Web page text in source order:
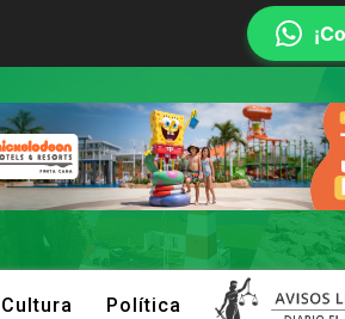
Cultura Política